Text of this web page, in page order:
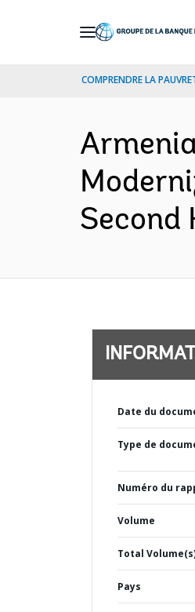
COMPRENDRE LA
Second
Date du
Type de
Numéro du
Volume
Total
Pays